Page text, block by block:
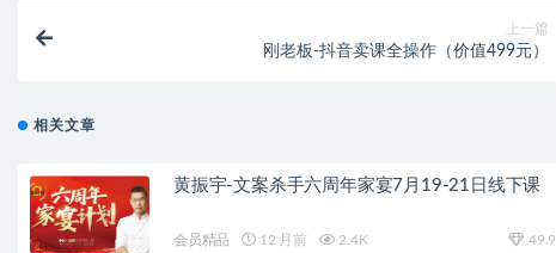
上一篇
刚老板-抖音卖课全操作（价值499元）
相关文章
黄振宇-文案杀手六周年家宴7月19-21日线下课
会员精品 12 月前 2.4K 49.9